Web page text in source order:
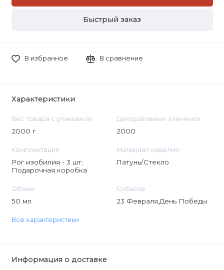
Быстрый заказ
В избранное В сравнение
Характеристики
Вес товара с упаковкой
2000 г
Декоративные элементы
2000
Комплектация
Рог изобилия - 3 шт;
Подарочная коробка
Материал изделия
Латунь/Стекло
Объем
50 мл
Событие
23 Февраля,День Победы
Все характеристики
Информация о доставке